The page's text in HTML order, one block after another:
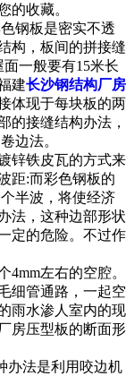
的收藏。
钢板是密实不透
构，板间的拼接缝
一般要有15米长
建长沙钢结构厂房
体现于每块板的两
的接缝结构办法，
边法。
锌铁皮瓦的方式来
距:而彩色钢板的
半波，将使经济
法，这种边部形状
定的危险。不过作
左右的空腔。
细管通路，一起空
雨水渗人室内的现
房压型板的断面形
办法是利用咬边机